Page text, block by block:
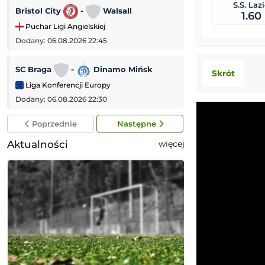
Bristol City - Walsall
Puchar Ligi Angielskiej
Dodany: 06.08.2026 22:45
SC Braga - Dinamo Mińsk
Liga Konferencji Europy
Dodany: 06.08.2026 22:30
PAOK Saloniki
Dynamo Kijów
Poprzednie Następne
Aktualności więcej
S.S.
1.60
Skrót